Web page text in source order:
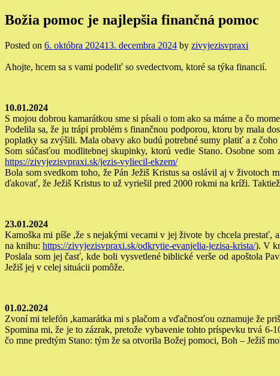
Božia pomoc je najlepšia finančná pomoc
Posted on 6. októbra 202413. decembra 2024 by zivyjezisvpraxi
Ahojte, hcem sa s vami podeliť so svedectvom, ktoré sa týka financií.
10.01.2024
S mojou dobrou kamarátkou sme si písali o tom ako sa máme a čo
Podelila sa, že ju trápi problém s finančnou podporou, ktoru by mala
poplatky sa zvýšili. Mala obavy ako budú potrebné sumy platiť a z
Som súčasťou modlitebnej skupinky, ktorú vedie Stano. Osobne
https://zivyjezisvpraxi.sk/jezis-vyliecil-ekzem/
Bola som svedkom toho, že Pán Ježiš Kristus sa oslávil aj v životoch
ďakovať, že Ježiš Kristus to už vyriešil pred 2000 rokmi na kríži.
23.01.2024
Kamoška mi píše ,že s nejakými vecami v jej živote by chcela prestať,
na knihu: https://zivyjezisvpraxi.sk/odkrytie-evanjelia-jezisa-krista/). V
Poslala som jej časť, kde boli vysvetlené biblické verše od apoštola
Ježiš jej v celej situácii pomôže.
01.02.2024
Zvoní mi telefón ,kamarátka mi s plačom a vďačnosťou oznamuje že
Spomina mi, že je to zázrak, pretože vybavenie tohto príspevku trvá 6-
čo mne predtým Stano: tým že sa otvorila Božej pomoci, Boh – Ježiš